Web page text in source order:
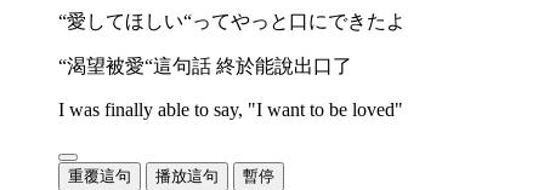
“愛してほしい“ってやっと口にできたよ
“渴望被愛“這句話 終於能說出口了
I was finally able to say, "I want to be loved"
重覆這句 播放這句 暫停